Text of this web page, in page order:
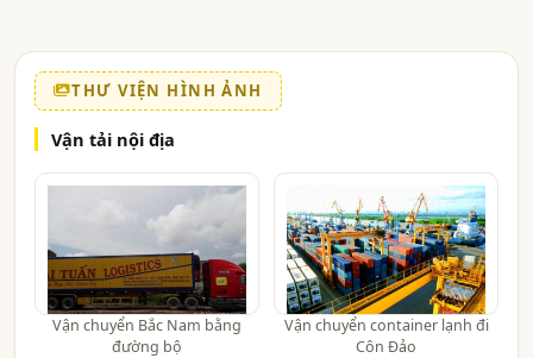
THƯ VIỆN HÌNH ẢNH
Vận tải nội địa
Vận chuyển Bắc Nam bằng
đường bộ
Vận chuyển container lạnh đi
Côn Đảo